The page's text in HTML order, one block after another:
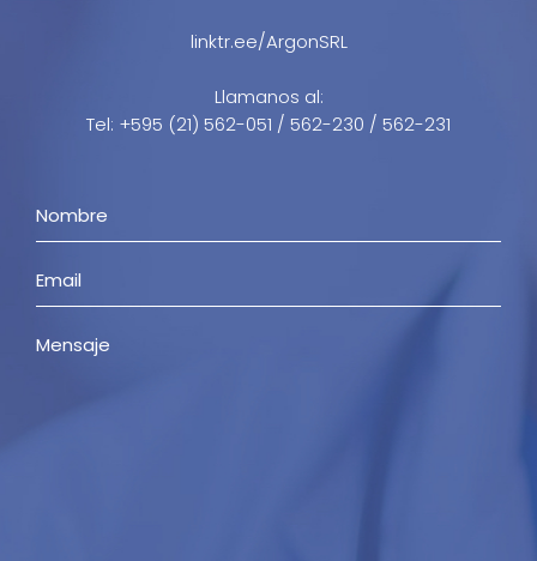
linktr.ee/ArgonSRL
Llamanos al:
Tel: +595 (21) 562-051 / 562-230 / 562-231